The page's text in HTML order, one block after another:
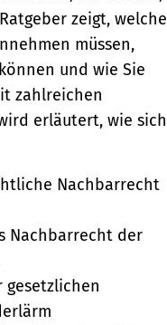
zeigt, welche
müssen,
und wie Sie
zahlreichen
erläutert, wie sich
Nachbarrecht
Nachbarrecht der
gesetzlichen